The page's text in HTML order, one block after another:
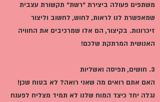
משתפים פעולה ביצירת "רשת" תקשורת עצבית
שמאפשרת לנו לראות, לחוש, לחשוב וליצור
זיכרונות. בקיצור, הם אלו שמרכיבים את החוויה
האנושית המרתקת שלכם!
3. חושים, תפיסה ואשליות
האם אתם רואים מה שאני רואה? לא בטוח שכן!
נגלה יחד כיצד המוח שלנו לא תמיד מצליח לפענח